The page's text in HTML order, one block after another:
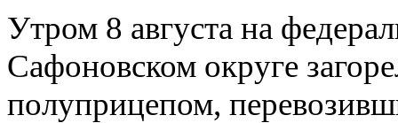
Утром 8 августа на
Сафоновском округе
полуприцепом,